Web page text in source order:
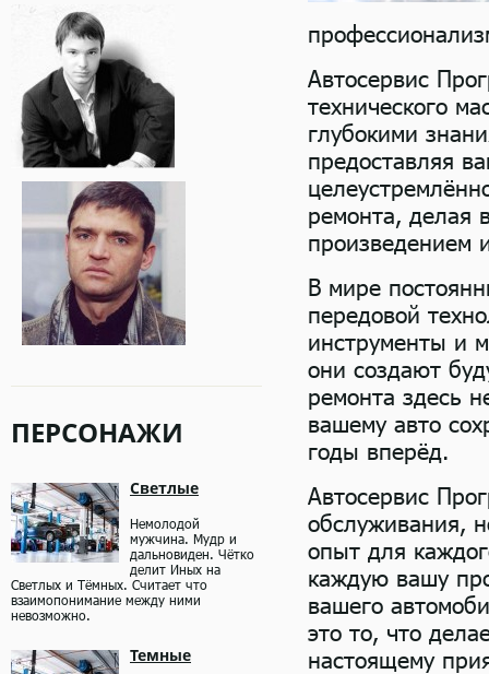
ПЕРСОНАЖИ
Светлые
Немолодой
мужчина. Мудр и
дальновиден. Чётко
делит Иных на
Светлых и Тёмных. Считает что
взаимопонимание между ними
невозможно.
Темные
Автосервис
технического
глубокими
предоставляя
ремонта, делая
произведением
В мире
передовой
инструменты и
они создают
ремонта здесь
вашему авто
годы вперёд.
Автосервис
обслуживания,
опыт для
каждую вашу
вашего
это то, что
настоящему